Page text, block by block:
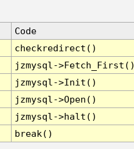
Code
checkredirect()
jzmysql-
jzmysql->Init()
jzmysql->Open()
jzmysql->halt()
break()